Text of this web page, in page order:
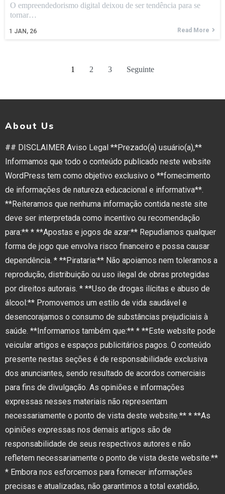
1 JAN, 26
O empreendedorismo digital deixou de ser tendência para se
tornar…
Read More
1 2 3 Seguinte
About Us
## DISCLAIMER Aviso Legal **Prezado(a) usuário(a),**
Informamos que todo o conteúdo publicado neste website
WordPress tem como objetivo exclusivo o **fornecimento
de informações de natureza educacional e informativa**.
**Reiteramos que nenhuma informação contida neste site
deve ser interpretada como incentivo ou recomendação
para:** * **Apostas e jogos de azar:** Repudiamos qualquer
forma de jogo que envolva risco financeiro e possa causar
dependência. * **Pirataria:** Não apoiamos nem toleramos a
reprodução, distribuição ou uso ilegal de obras protegidas
por direitos autorais. * **Uso de drogas ilícitas e abuso de
álcool:** Promovemos um estilo de vida saudável e
desencorajamos o consumo de substâncias prejudiciais à
saúde. **Informamos também que:** * **Este website pode
veicular artigos e espaços publicitários pagos. O conteúdo
presente nestas seções é de responsabilidade exclusiva
dos anunciantes, sendo resultado de acordos comerciais
para fins de divulgação. As opiniões e informações
expressas nesses materiais não representam
necessariamente o ponto de vista deste website.** * **As
opiniões expressas nos demais artigos são de
responsabilidade de seus respectivos autores e não
refletem necessariamente o ponto de vista deste website.**
* Embora nos esforcemos para fornecer informações
precisas e atualizadas, não garantimos a total exatidão,